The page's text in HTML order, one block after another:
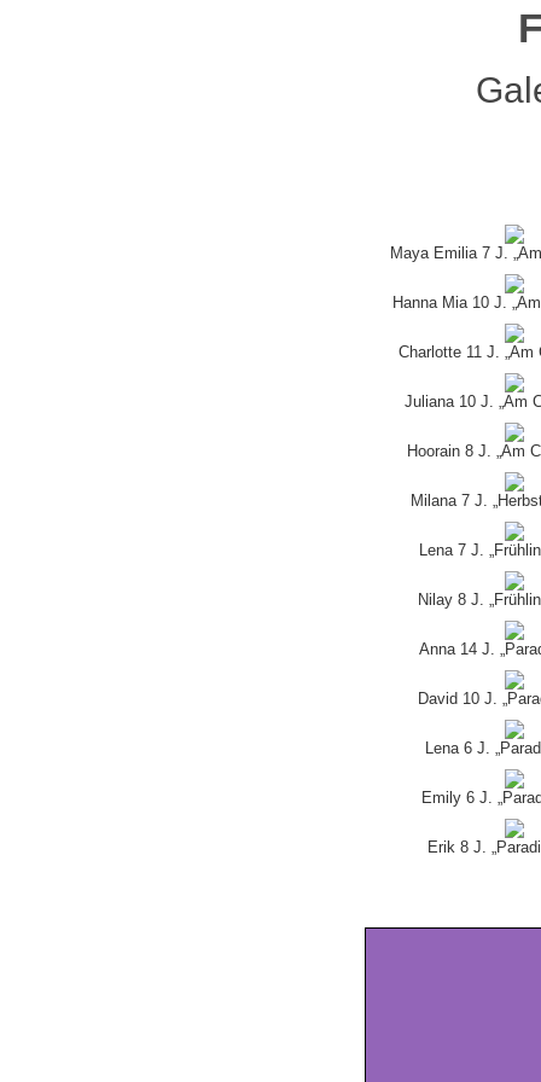
Maya Emilia 7 J.
Hanna Mia 10 J.
Charlotte 11 J. „Am
Juliana 10 J. „Am
Hoorain 8 J. „Am
Milana 7 J.
Lena 7 J.
Nilay 8 J.
Anna 14 J.
David 10 J.
Lena 6 J.
Emily 6 J.
Erik 8 J.